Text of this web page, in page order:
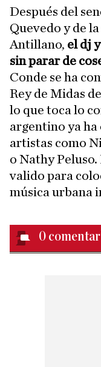
Después del
Quevedo y de
Antillano, el dj
sin parar de
Conde se ha
Rey de Midas
lo que toca lo
argentino ya ha
artistas como
o Nathy
valido para
música urbana
0